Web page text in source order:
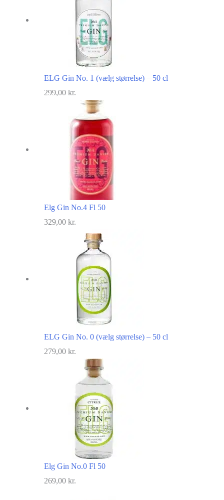
ELG Gin No. 1 (vælg størrelse) – 50 cl
299,00 kr.
Elg Gin No.4 Fl 50
329,00 kr.
ELG Gin No. 0 (vælg størrelse) – 50 cl
279,00 kr.
Elg Gin No.0 Fl 50
269,00 kr.